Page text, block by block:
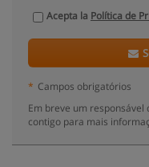
Acepta la Política de
* Campos obrigatórios
Em breve um responsável
contigo para mais